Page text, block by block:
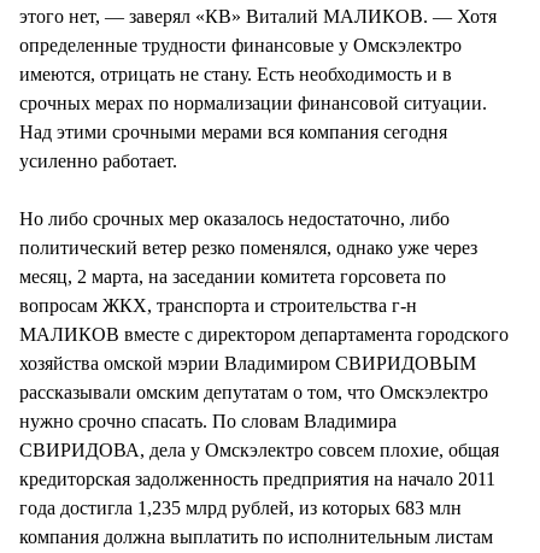
этого нет, — заверял «КВ» Виталий МАЛИКОВ. — Хотя
определенные трудности финансовые у Омскэлектро
имеются, отрицать не стану. Есть необходимость и в
срочных мерах по нормализации финансовой ситуации.
Над этими срочными мерами вся компания сегодня
усиленно работает.
Но либо срочных мер оказалось недостаточно, либо
политический ветер резко поменялся, однако уже через
месяц, 2 марта, на заседании комитета горсовета по
вопросам ЖКХ, транспорта и строительства г-н
МАЛИКОВ вместе с директором департамента городского
хозяйства омской мэрии Владимиром СВИРИДОВЫМ
рассказывали омским депутатам о том, что Омскэлектро
нужно срочно спасать. По словам Владимира
СВИРИДОВА, дела у Омскэлектро совсем плохие, общая
кредиторская задолженность предприятия на начало 2011
года достигла 1,235 млрд рублей, из которых 683 млн
компания должна выплатить по исполнительным листам